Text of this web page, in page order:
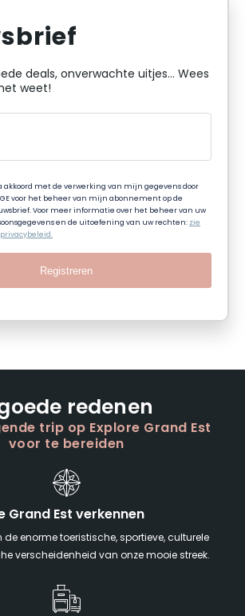
deals, onverwachte uitjes... Wees
weet!
akkoord met de verwerking van mijn gegevens door
GE voor het beheer van mijn abonnement op de
Voor meer informatie over het beheer van uw
en de uitoefening van uw rechten:zie
Registreren
redenen
trip op Explore Grand Est
voor te bereiden
Grand Est verkennen
enorme toeristische, sportieve, culturele
verscheidenheid van onze mooie streek.